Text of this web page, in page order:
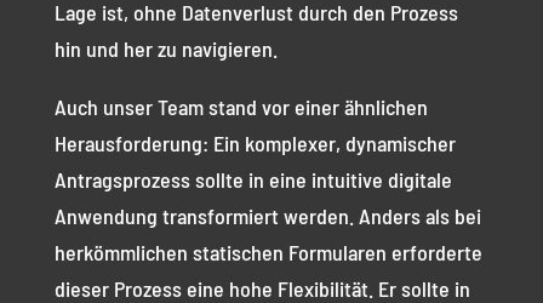
Lage ist, ohne Datenverlust durch den Prozess
hin und her zu navigieren.
Auch unser Team stand vor einer ähnlichen
Herausforderung: Ein komplexer, dynamischer
Antragsprozess sollte in eine intuitive digitale
Anwendung transformiert werden. Anders als bei
herkömmlichen statischen Formularen erforderte
dieser Prozess eine hohe Flexibilität. Er sollte in